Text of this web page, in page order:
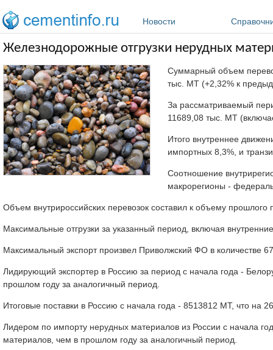
Новости
Железнодорожные отгрузки нерудных
Суммарный объем
тыс. МТ (+2,32% к
За рассматриваемый
11689,08 тыс. МТ
Итого внутреннее
импортных 8,3%, и
Соотношение
макрорегионы -
Объем внутрироссийских перевозок составил к объему прошлого
Максимальные отгрузки за указанный период, включая
Максимальный экспорт произвел Приволжский ФО в количестве
Лидирующий экспортер в Россию за период с начала года -
прошлом году за аналогичный период.
Итоговые поставки в Россию с начала года - 8513812 МТ, что
Лидером по импорту нерудных материалов из России с начала
материалов, чем в прошлом году за аналогичный период.